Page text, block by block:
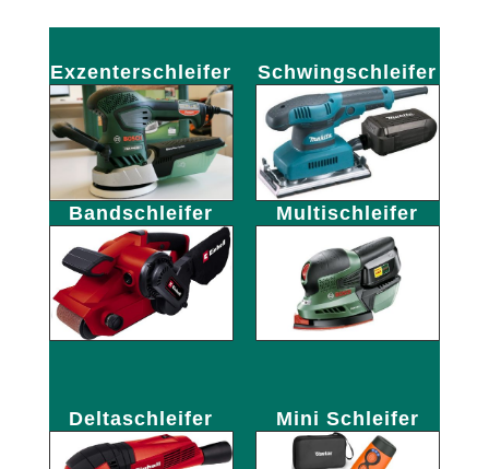
Exzenterschleifer Schwingschleifer
Bandschleifer Multischleifer
Deltaschleifer Mini Schleifer